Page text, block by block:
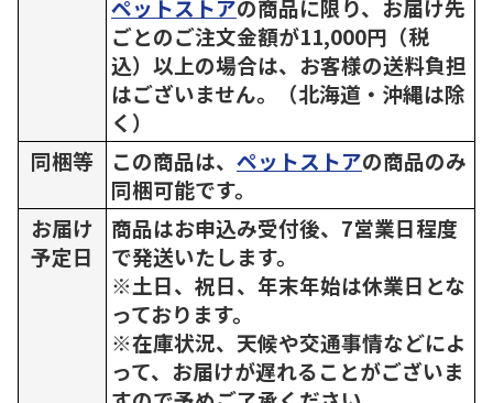
ペットストアの商品に限り、お届け先
ごとのご注文金額が11,000円（税
込）以上の場合は、お客様の送料負担
はございません。（北海道・沖縄は除
く）
同梱等
この商品は、 ペットストアの商品のみ
同梱可能です。
お届け
予定日
商品はお申込み受付後、7営業日程度
で発送いたします。
※土日、祝日、年末年始は休業日とな
っております。
※在庫状況、天候や交通事情などによ
って、お届けが遅れることがございま